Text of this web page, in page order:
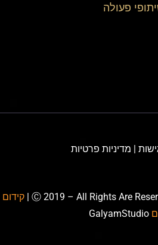
פעולה
|מדיניות פרטיות
Ⓒ 2019 – All Rights Are
קידום
GalyamStudio